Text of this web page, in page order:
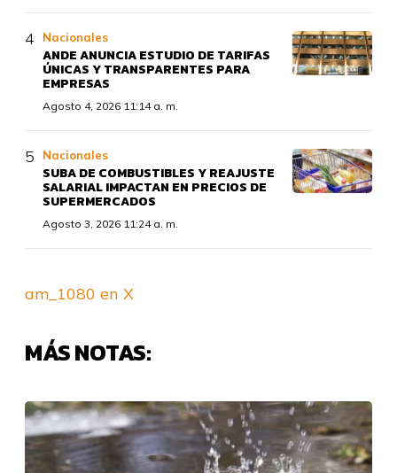
Nacionales
ANDE ANUNCIA ESTUDIO DE TARIFAS
ÚNICAS Y TRANSPARENTES PARA
EMPRESAS
Agosto 4, 2026 11:14 a. m.
Nacionales
SUBA DE COMBUSTIBLES Y REAJUSTE
SALARIAL IMPACTAN EN PRECIOS DE
SUPERMERCADOS
Agosto 3, 2026 11:24 a. m.
am_1080 en X
MÁS NOTAS: